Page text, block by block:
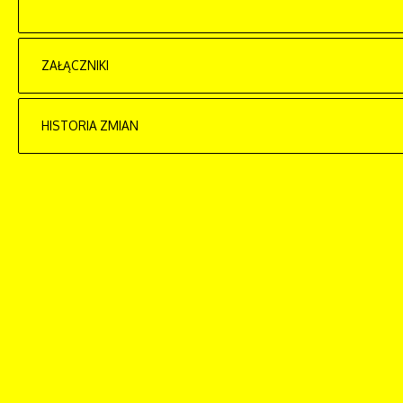
ZAŁĄCZNIKI
Brak załączników.
HISTORIA ZMIAN